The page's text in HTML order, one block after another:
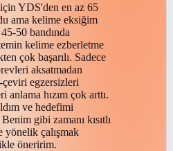
YDS'den en az 65
ama kelime eksiğim
50 bandında
kelime ezberletme
çok başarılı. Sadece
aksatmadan
çeviri egzersizleri
anlama hızım çok arttı.
ve hedefimi
gibi zamanı kısıtlı
yönelik çalışmak
öneririm.